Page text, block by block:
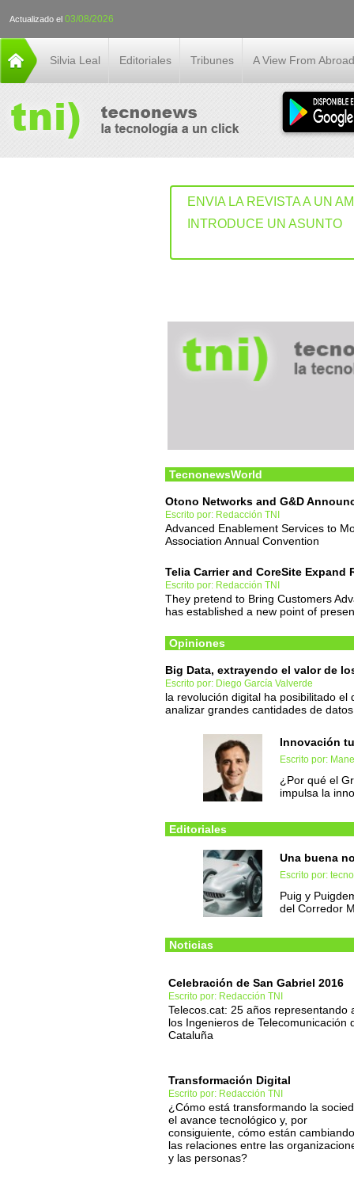
Actualizado el 03/08/2026
Silvia Leal Editoriales Tribunes A View From Abroad
ENVIA LA REVISTA A UN
INTRODUCE UN ASUNTO
TecnonewsWorld
Otono Networks and G&D
Escrito por: Redacción TNI
Advanced Enablement Services to
Association Annual Convention
Telia Carrier and CoreSite Expand
Escrito por: Redacción TNI
They pretend to Bring Customers
has established a new point of
Opiniones
Big Data, extrayendo el valor de
Escrito por: Diego García Valverde
la revolución digital ha posibilitado
analizar grandes cantidades de
Innovación
Escrito por:
¿Por qué el
impulsa la
Editoriales
Una buena
Escrito por:
Puig y
del Corredor
Noticias
Celebración de San Gabriel 2016
Escrito por: Redacción TNI
Telecos.cat: 25 años representando
los Ingenieros de Telecomunicación
Cataluña
Transformación Digital
Escrito por: Redacción TNI
¿Cómo está transformando la
el avance tecnológico y, por
consiguiente, cómo están cambiando
las relaciones entre las
y las personas?